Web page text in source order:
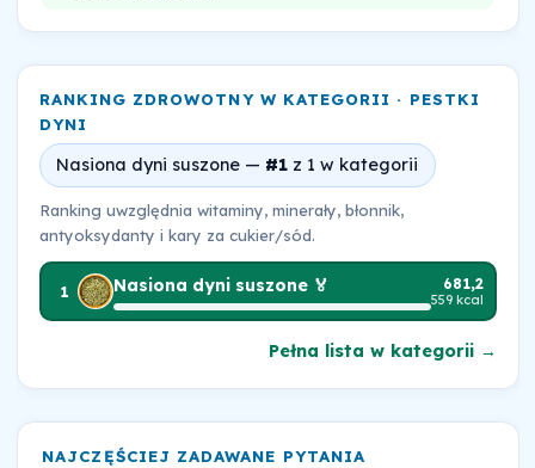
RANKING ZDROWOTNY W KATEGORII · PESTKI
DYNI
Nasiona dyni suszone — #1 z 1 w kategorii
Ranking uwzględnia witaminy, minerały, błonnik,
antyoksydanty i kary za cukier/sód.
1 Nasiona dyni suszone 🏅 681,2
559 kcal
Pełna lista w kategorii →
NAJCZĘŚCIEJ ZADAWANE PYTANIA